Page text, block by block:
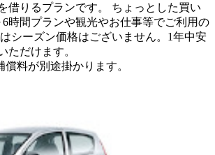
借りるプランです。 ちょっとした買い
時間プランや観光やお仕事等でご利用の
シーズン価格はございません。1年中安
ただけます。
償料が別途掛かります。